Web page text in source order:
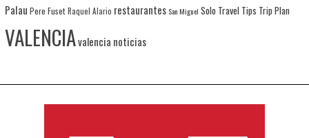
Palau Pere Fuset Raquel Alario restaurantes San Miguel Solo Travel Tips Trip Plan
VALENCIAvalencia noticias